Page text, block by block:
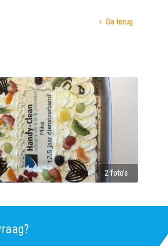
Ga terug
2 foto's